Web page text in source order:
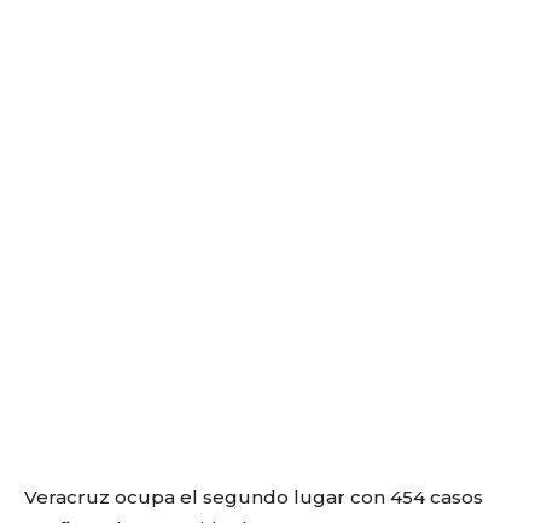
Veracruz ocupa el segundo lugar con 454 casos